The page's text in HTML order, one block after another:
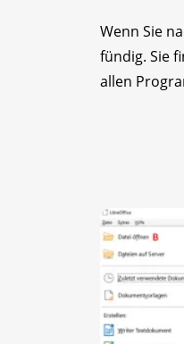
Wenn Sie
fündig. Sie
allen